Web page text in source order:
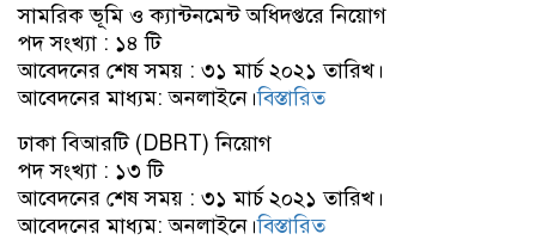
সামরিক ভূমি ও ক্যান্টনমেন্ট অধিদপ্তরে নিয়োগ
পদ সংখ্যা : ১৪ টি
আবেদনের শেষ সময় : ৩১ মার্চ ২০২১ তারিখ।
আবেদনের মাধ্যম: অনলাইনে।বিস্তারিত
ঢাকা বিআরটি (DBRT) নিয়োগ
পদ সংখ্যা : ১৩ টি
আবেদনের শেষ সময় : ৩১ মার্চ ২০২১ তারিখ।
আবেদনের মাধ্যম: অনলাইনে।বিস্তারিত